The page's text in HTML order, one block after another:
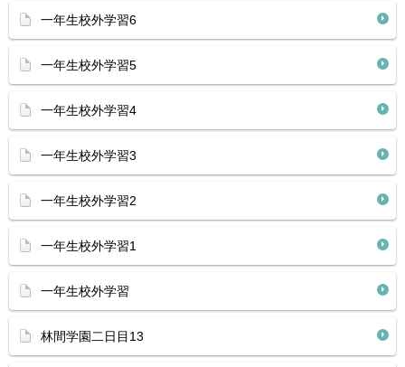
一年生校外学習6
一年生校外学習5
一年生校外学習4
一年生校外学習3
一年生校外学習2
一年生校外学習1
一年生校外学習
林間学園二日目13